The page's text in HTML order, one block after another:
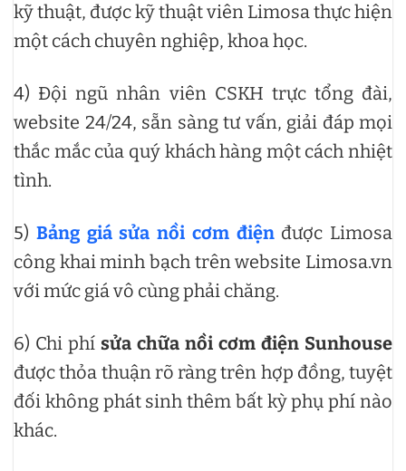
kỹ thuật, được kỹ thuật viên Limosa thực hiện
một cách chuyên nghiệp, khoa học.
4) Đội ngũ nhân viên CSKH trực tổng đài,
website 24/24, sẵn sàng tư vấn, giải đáp mọi
thắc mắc của quý khách hàng một cách nhiệt
tình.
5) Bảng giá sửa nồi cơm điệnđược Limosa
công khai minh bạch trên website Limosa.vn
với mức giá vô cùng phải chăng.
6) Chi phí sửa chữa nồi cơm điện Sunhouse
được thỏa thuận rõ ràng trên hợp đồng, tuyệt
đối không phát sinh thêm bất kỳ phụ phí nào
khác.